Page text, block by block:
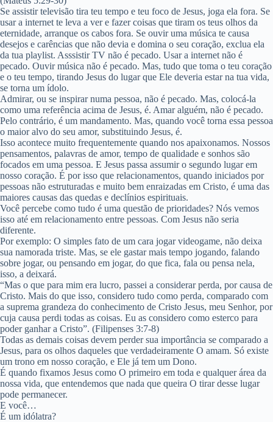
Se assistir televisão tira teu tempo e teu foco de Jesus, joga ela fora. Se
usar a internet te leva a ver e fazer coisas que tiram os teus olhos da
eternidade, arranque os cabos fora. Se ouvir uma música te causa
desejos e carências que não devia e domina o seu coração, exclua ela
da tua playlist. Asssistir TV não é pecado. Usar a internet não é
pecado. Ouvir música não é pecado. Mas, tudo que toma o teu coração
e o teu tempo, tirando Jesus do lugar que Ele deveria estar na tua vida,
se torna um ídolo.
Admirar, ou se inspirar numa pessoa, não é pecado. Mas, colocá-la
como uma referência acima de Jesus, é. Amar alguém, não é pecado.
Pelo contrário, é um mandamento. Mas, quando você torna essa pessoa
o maior alvo do seu amor, substituindo Jesus, é.
Isso acontece muito frequentemente quando nos apaixonamos. Nossos
pensamentos, palavras de amor, tempo de qualidade e sonhos são
focados em uma pessoa. E Jesus passa assumir o segundo lugar em
nosso coração. É por isso que relacionamentos, quando iniciados por
pessoas não estruturadas e muito bem enraizadas em Cristo, é uma das
maiores causas das quedas e declínios espirituais.
Você percebe como tudo é uma questão de prioridades? Nós vemos
isso até em relacionamento entre pessoas. Com Jesus não seria
diferente.
Por exemplo: O simples fato de um cara jogar videogame, não deixa
sua namorada triste. Mas, se ele gastar mais tempo jogando, falando
sobre jogar, ou pensando em jogar, do que fica, fala ou pensa nela,
isso, a deixará.
“Mas o que para mim era lucro, passei a considerar perda, por causa de
Cristo. Mais do que isso, considero tudo como perda, comparado com
a suprema grandeza do conhecimento de Cristo Jesus, meu Senhor, por
cuja causa perdi todas as coisas. Eu as considero como esterco para
poder ganhar a Cristo”. (Filipenses 3:7-8)
Todas as demais coisas devem perder sua importância se comparado a
Jesus, para os olhos daqueles que verdadeiramente O amam. Só existe
um trono em nosso coração, e Ele já tem um Dono.
É quando fixamos Jesus como O primeiro em toda e qualquer área da
nossa vida, que entendemos que nada que queira O tirar desse lugar
pode permanecer.
E você…
É um idólatra?